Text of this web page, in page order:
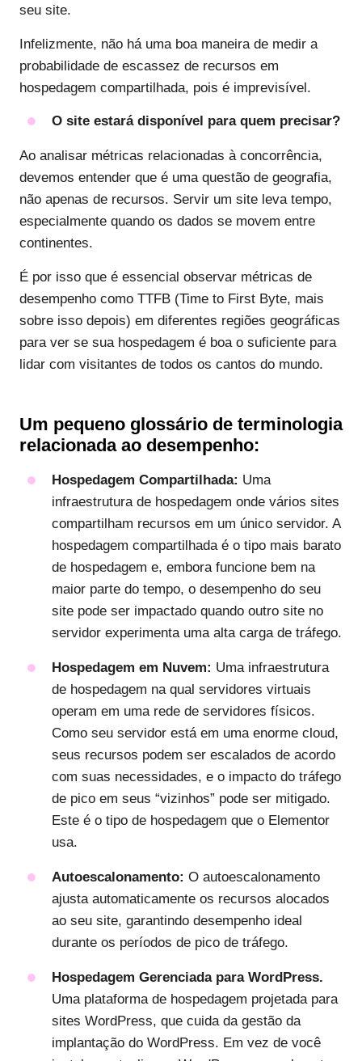
seu site.
Infelizmente, não há uma boa maneira de medir a
probabilidade de escassez de recursos em
hospedagem compartilhada, pois é imprevisível.
O site estará disponível para quem precisar?
Ao analisar métricas relacionadas à concorrência,
devemos entender que é uma questão de geografia,
não apenas de recursos. Servir um site leva tempo,
especialmente quando os dados se movem entre
continentes.
É por isso que é essencial observar métricas de
desempenho como TTFB (Time to First Byte, mais
sobre isso depois) em diferentes regiões geográficas
para ver se sua hospedagem é boa o suficiente para
lidar com visitantes de todos os cantos do mundo.
Um pequeno glossário de terminologia
relacionada ao desempenho:
Hospedagem Compartilhada: Uma
infraestrutura de hospedagem onde vários sites
compartilham recursos em um único servidor. A
hospedagem compartilhada é o tipo mais barato
de hospedagem e, embora funcione bem na
maior parte do tempo, o desempenho do seu
site pode ser impactado quando outro site no
servidor experimenta uma alta carga de tráfego.
Hospedagem em Nuvem: Uma infraestrutura
de hospedagem na qual servidores virtuais
operam em uma rede de servidores físicos.
Como seu servidor está em uma enorme cloud,
seus recursos podem ser escalados de acordo
com suas necessidades, e o impacto do tráfego
de pico em seus “vizinhos” pode ser mitigado.
Este é o tipo de hospedagem que o Elementor
usa.
Autoescalonamento: O autoescalonamento
ajusta automaticamente os recursos alocados
ao seu site, garantindo desempenho ideal
durante os períodos de pico de tráfego.
Hospedagem Gerenciada para WordPress.
Uma plataforma de hospedagem projetada para
sites WordPress, que cuida da gestão da
implantação do WordPress. Em vez de você